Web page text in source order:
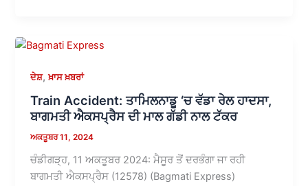
ਦੇਸ਼,ਖ਼ਾਸ ਖ਼ਬਰਾਂ
Train Accident: ਤਾਮਿਲਨਾਡੂ ‘ਚ ਵੱਡਾ ਰੇਲ ਹਾਦਸਾ,
ਬਾਗਮਤੀ ਐਕਸਪ੍ਰੈਸ ਦੀ ਮਾਲ ਗੱਡੀ ਨਾਲ ਟੱਕਰ
ਅਕਤੂਬਰ 11, 2024
ਚੰਡੀਗੜ੍ਹ, 11 ਅਕਤੂਬਰ 2024: ਮੈਸੂਰ ਤੋਂ ਦਰਭੰਗਾ ਜਾ ਰਹੀ
ਬਾਗਮਤੀ ਐਕਸਪ੍ਰੈਸ (12578) (Bagmati Express)